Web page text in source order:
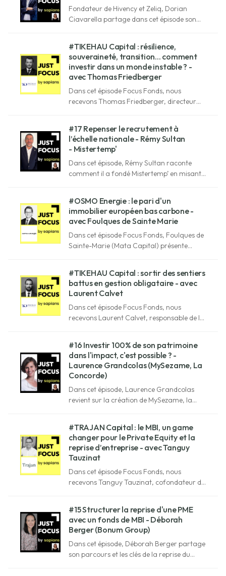
Fondateur de Hivency et Zeliq, Dorian
Ciavarella partage dans cet épisode son
#TIKEHAU Capital : résilience,
souveraineté, transition... comment
investir dans un monde instable ? -
avec Thomas Friedberger
Dans cet épisode Focus Fonds, nous
recevons Thomas Friedberger, directeur
alternatifs et d'investissement.
#17 Repenser le recrutement à
l’échelle nationale - Rémy Sultan
- Mistertemp'
Dans cet épisode, Rémy Sultan raconte
comment il a fondé Mistertemp’ en misant
#OSMO Energie : le pari d'un
immobilier européen bas carbone -
avec Foulques de Sainte Marie
Dans cet épisode Focus Fonds, Foulques de
Sainte-Marie (Mata Capital) présente
#TIKEHAU Capital : sortir des sentiers
battus en gestion obligataire - avec
Laurent Calvet
Dans cet épisode Focus Fonds, nous
recevons Laurent Calvet, responsable de la
alternatifs et d'investissement.
#16 Investir 100% de son patrimoine
dans l'impact, c'est possible ? -
Laurence Grandcolas (MySezame, La
Concorde)
Dans cet épisode, Laurence Grandcolas
revient sur la création de MySezame, la
#TRAJAN Capital : le MBI, un game
changer pour le Private Equity et la
reprise d’entreprise - avec Tanguy
Tauzinat
Dans cet épisode Focus Fonds, nous
recevons Tanguy Tauzinat, cofondateur de
MBO, le BIMBO, le Spin Off & le Carve-Out.
#15 Structurer la reprise d'une PME
avec un fonds de MBI - Déborah
Berger (Bonum Group)
Dans cet épisode, Déborah Berger partage
son parcours et les clés de la reprise du